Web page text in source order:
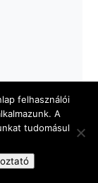
felhasználói
A
tudomásul